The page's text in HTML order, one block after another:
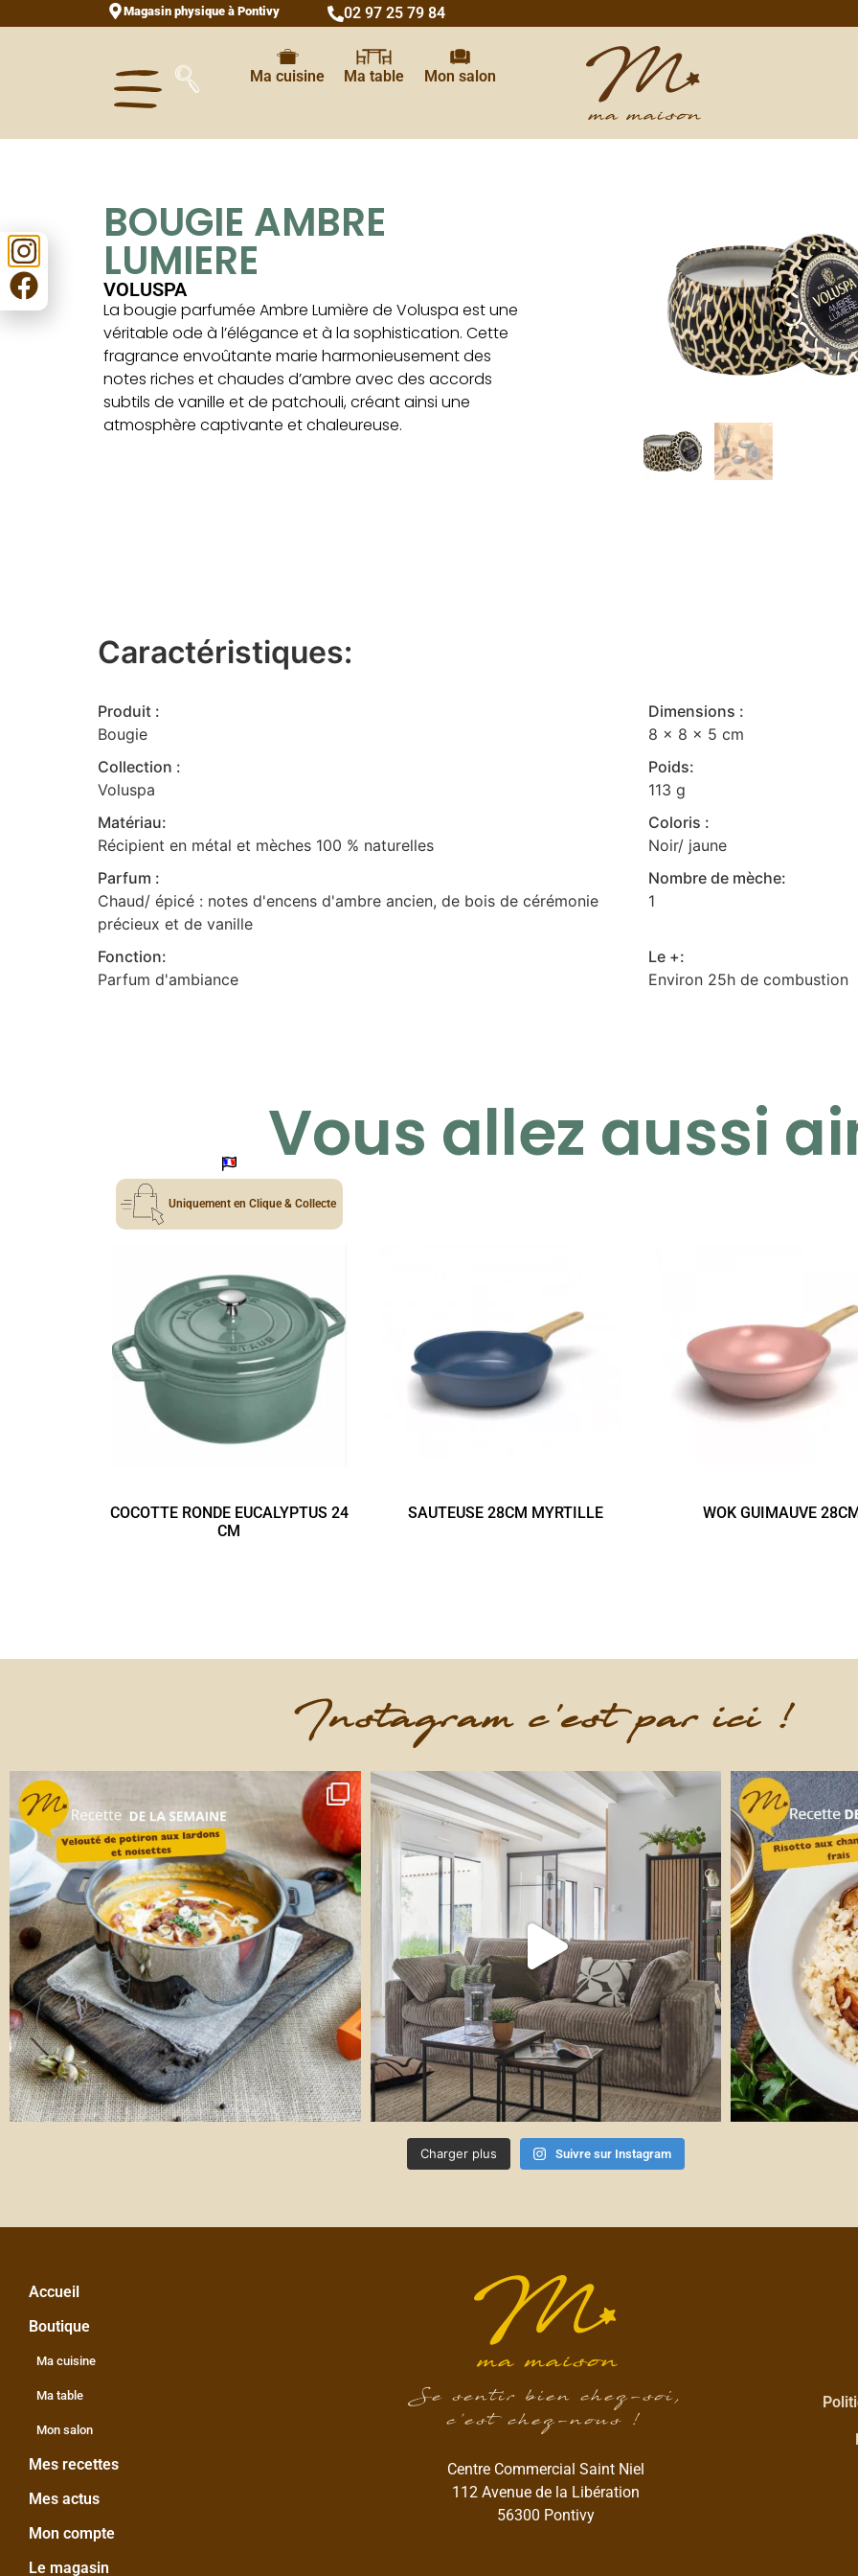
Magasin physique à Pontivy 02 97 25 79 84
Ma cuisine Ma table
Mon salon
BOUGIE AMBRE
LUMIERE
VOLUSPA
La bougie parfumée Ambre Lumière de Voluspa est une
véritable ode à l’élégance et à la sophistication. Cette
fragrance envoûtante marie harmonieusement des
notes riches et chaudes d’ambre avec des accords
subtils de vanille et de patchouli, créant ainsi une
atmosphère captivante et chaleureuse.
Caractéristiques:
Produit :
Bougie
Dimensions :
8 x 8 x 5 cm
Collection :
Voluspa
Poids:
113 g
Matériau:
Récipient en métal et mèches 100 % naturelles
Coloris :
Noir/ jaune
Parfum :
Chaud/ épicé : notes d'encens d'ambre ancien, de bois de cérémonie
précieux et de vanille
Nombre de mèche:
1
Fonction:
Parfum d'ambiance
Le +:
Environ 25h de combustion
Vous allez aussi
Uniquement en Clique & Collecte
COCOTTE RONDE EUCALYPTUS 24
CM
SAUTEUSE 28CM MYRTILLE WOK GUIMAUVE
Instagram c'est par ici !
Charger plus Suivre sur Instagram
Accueil
Boutique
Ma cuisine
Ma table
Mon salon
Mes recettes
Mes actus
Mon compte
Le magasin
Se sentir bien chez-soi,
c’est chez-nous !
Centre Commercial Saint Niel
112 Avenue de la Libération
56300 Pontivy